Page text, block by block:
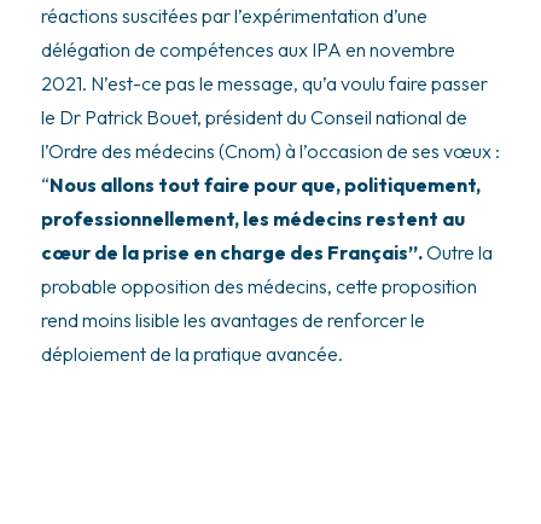
réactions suscitées par l’expérimentation d’une
délégation de compétences aux IPA en novembre
2021. N’est-ce pas le message, qu’a voulu faire passer
le Dr Patrick Bouet, président du Conseil national de
l’Ordre des médecins (Cnom) à l’occasion de ses vœux :
“Nous allons tout faire pour que, politiquement,
professionnellement, les médecins restent au
cœur de la prise en charge des Français”.Outre la
probable opposition des médecins, cette proposition
rend moins lisible les avantages de renforcer le
déploiement de la pratique avancée.